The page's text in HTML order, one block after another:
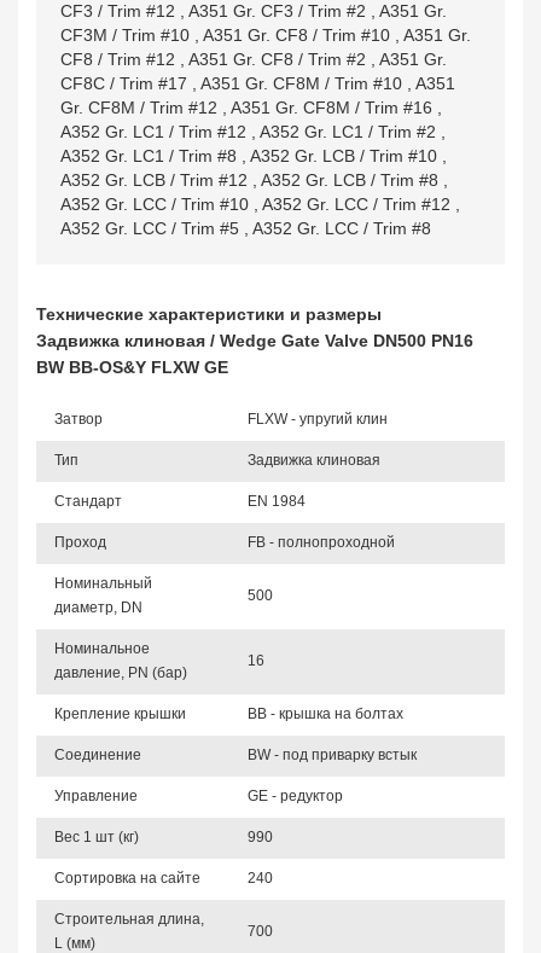
CF3 / Trim #12
A351 Gr. CF3 / Trim #2
A351 Gr.
CF3M / Trim #10
A351 Gr. CF8 / Trim #10
A351 Gr.
CF8 / Trim #12
A351 Gr. CF8 / Trim #2
A351 Gr.
CF8C / Trim #17
A351 Gr. CF8M / Trim #10
A351
Gr. CF8M / Trim #12
A351 Gr. CF8M / Trim #16
A352 Gr. LC1 / Trim #12
A352 Gr. LC1 / Trim #2
A352 Gr. LC1 / Trim #8
A352 Gr. LCB / Trim #10
A352 Gr. LCB / Trim #12
A352 Gr. LCB / Trim #8
A352 Gr. LCC / Trim #10
A352 Gr. LCC / Trim #12
A352 Gr. LCC / Trim #5
A352 Gr. LCC / Trim #8
Технические характеристики и размеры
Задвижка клиновая / Wedge Gate Valve DN500 PN16
BW BB-OS&Y FLXW GE
Затвор FLXW - упругий клин
Тип Задвижка клиновая
Стандарт EN 1984
Проход FB - полнопроходной
Номинальный
диаметр, DN
500
Номинальное
давление, PN (бар)
16
Крепление крышки BB - крышка на болтах
Соединение BW - под приварку встык
Управление GE - редуктор
Вес 1 шт (кг) 990
Сортировка на сайте 240
Строительная длина,
L (мм)
700